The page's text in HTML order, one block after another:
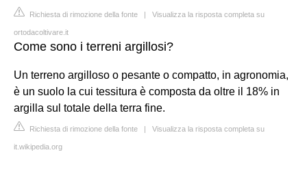
Richiesta di rimozione della fonte | Visualizza la risposta completa su
ortodacoltivare.it
Come sono i terreni argillosi?
Un terreno argilloso o pesante o compatto, in agronomia,
è un suolo la cui tessitura è composta da oltre il 18% in
argilla sul totale della terra fine.
Richiesta di rimozione della fonte | Visualizza la risposta completa su
it.wikipedia.org